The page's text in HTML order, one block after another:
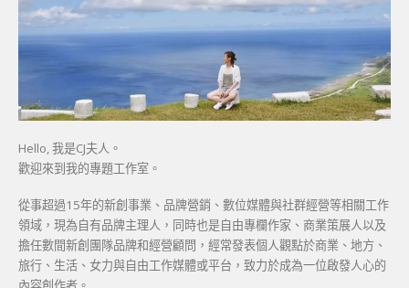
Hello, 我是CJ夫人。
歡迎來到我的專題工作室。
從事超過15年的新創事業、品牌營銷、數位媒體與社群經營等相關工作
領域，現為自有品牌主理人，同時也是自由專欄作家、商業策展人以及
擔任數間新創團隊品牌和經營顧問，經常發表個人觀點於商業、地方、
旅行、生活、女力與自由工作媒體或平台，致力於成為一位啟發人心的